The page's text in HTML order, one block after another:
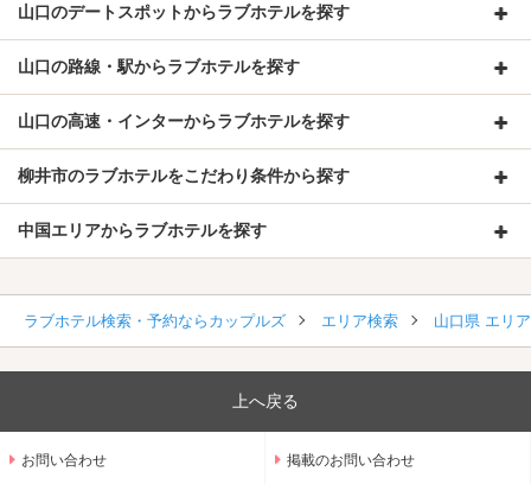
山口のデートスポットからラブホテルを探す
山口の路線・駅からラブホテルを探す
山口の高速・インターからラブホテルを探す
柳井市のラブホテルをこだわり条件から探す
中国エリアからラブホテルを探す
ラブホテル検索・予約ならカップルズ エリア検索 山口県 エリ
上へ戻る
お問い合わせ 掲載のお問い合わせ